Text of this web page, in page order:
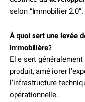
selon “Immobilier 2.0”.
À quoi sert une levée
immobilière?
Elle sert
produit, améliorer
l’infrastructure
opérationnelle.